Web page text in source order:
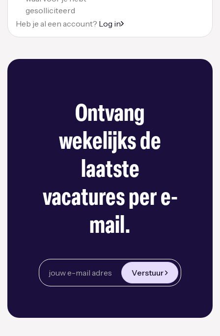
gesolliciteerd
Heb je al een account? Log in
Ontvang
wekelijks de
laatste
vacatures per e-
mail.
Verstuur